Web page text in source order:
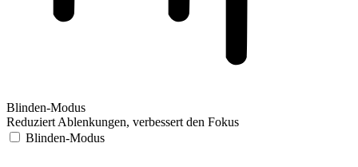
Blinden-Modus
Reduziert Ablenkungen, verbessert den Fokus
Blinden-Modus